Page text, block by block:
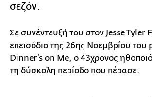
σεζόν.
Σε συνέντευξή του στον Jesse Tyler
επεισόδιο της 26ης Νοεμβρίου του
Dinner’s on Me, ο 43χρονος
τη δύσκολη περίοδο που πέρασε.